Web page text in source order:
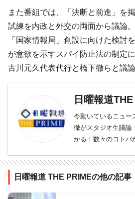
また番組では、「決断と前進」を
試練を内政と外交の両面から議論
「国家情報局」創設に向けた検討
が意欲を示すスパイ防止法の制定
古川元久代表代行と橋下徹らと議論
日曜報道
今動いているニュー
徹がスタジオ生議論
かる！数々のコトバ
番組「主要3テーマ
「議論」を通じて、
日曜報道 THE PRIMEの他の記事